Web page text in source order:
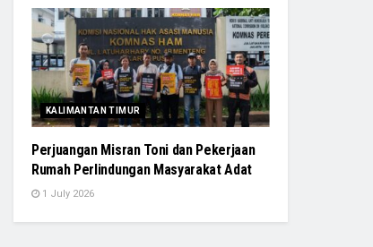
KALIMANTAN TIMUR
Perjuangan Misran Toni dan Pekerjaan
Rumah Perlindungan Masyarakat Adat
1 July 2026